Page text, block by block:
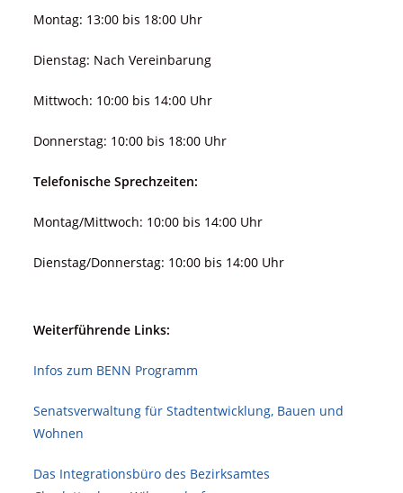
Montag: 13:00 bis 18:00 Uhr
Dienstag: Nach Vereinbarung
Mittwoch: 10:00 bis 14:00 Uhr
Donnerstag: 10:00 bis 18:00 Uhr
Telefonische Sprechzeiten:
Montag/Mittwoch: 10:00 bis 14:00 Uhr
Dienstag/Donnerstag: 10:00 bis 14:00 Uhr
Weiterführende Links:
Infos zum BENN Programm
Senatsverwaltung für Stadt­ent­wicklung, Bauen und
Wohnen
Das Integrationsbüro des Bezirksamtes